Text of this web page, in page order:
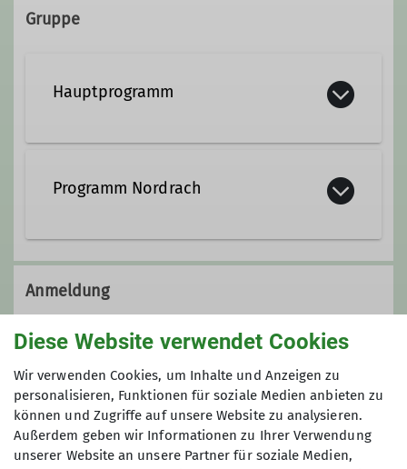
Gruppe
Hauptprogramm
Programm Nordrach
Anmeldung
Anfrage senden
Anmeldung bis
27.09.2025
Diese Website verwendet Cookies
Wir verwenden Cookies, um Inhalte und Anzeigen zu
personalisieren, Funktionen für soziale Medien anbieten zu
können und Zugriffe auf unsere Website zu analysieren.
Außerdem geben wir Informationen zu Ihrer Verwendung
unserer Website an unsere Partner für soziale Medien,